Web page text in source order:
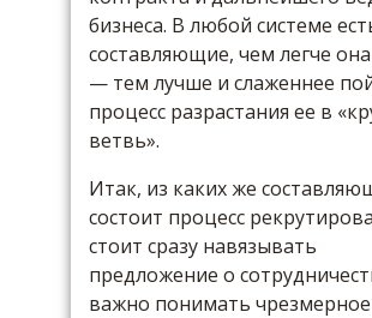
бизнеса. В любой системе
составляющие, чем легче
— тем лучше и слаженнее
процесс разрастания ее в
ветвь».
Итак, из каких же
состоит процесс
стоит сразу навязывать
предложение о
важно понимать чрезмерное